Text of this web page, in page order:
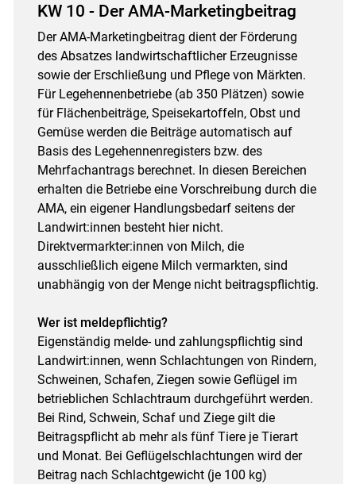
KW 10 - Der AMA-Marketingbeitrag
Der AMA-Marketingbeitrag dient der Förderung
des Absatzes landwirtschaftlicher Erzeugnisse
sowie der Erschließung und Pflege von Märkten.
Für Legehennenbetriebe (ab 350 Plätzen) sowie
für Flächenbeiträge, Speisekartoffeln, Obst und
Gemüse werden die Beiträge automatisch auf
Basis des Legehennenregisters bzw. des
Mehrfachantrags berechnet. In diesen Bereichen
erhalten die Betriebe eine Vorschreibung durch die
AMA, ein eigener Handlungsbedarf seitens der
Landwirt:innen besteht hier nicht.
Direktvermarkter:innen von Milch, die
ausschließlich eigene Milch vermarkten, sind
unabhängig von der Menge nicht beitragspflichtig.
Wer ist meldepflichtig?
Eigenständig melde- und zahlungspflichtig sind
Landwirt:innen, wenn Schlachtungen von Rindern,
Schweinen, Schafen, Ziegen sowie Geflügel im
betrieblichen Schlachtraum durchgeführt werden.
Bei Rind, Schwein, Schaf und Ziege gilt die
Beitragspflicht ab mehr als fünf Tiere je Tierart
und Monat. Bei Geflügelschlachtungen wird der
Beitrag nach Schlachtgewicht (je 100 kg)